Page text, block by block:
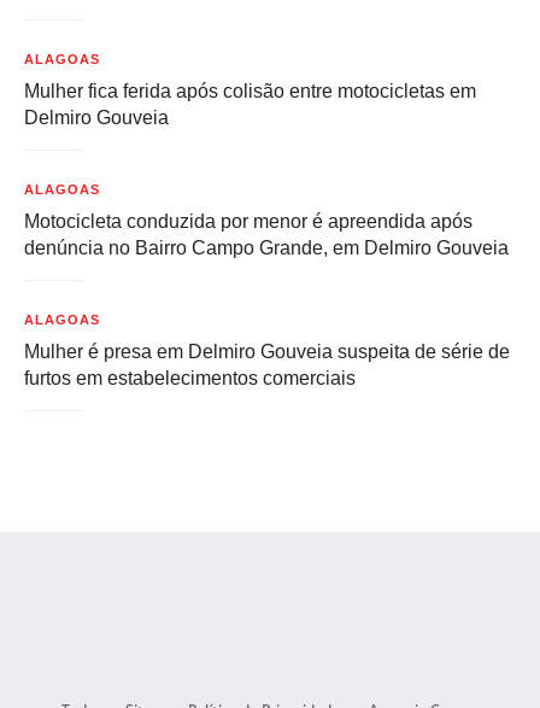
ALAGOAS
Mulher fica ferida após colisão entre motocicletas em
Delmiro Gouveia
ALAGOAS
Motocicleta conduzida por menor é apreendida após
denúncia no Bairro Campo Grande, em Delmiro Gouveia
ALAGOAS
Mulher é presa em Delmiro Gouveia suspeita de série de
furtos em estabelecimentos comerciais